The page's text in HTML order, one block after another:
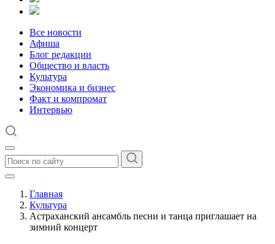
Все новости
Афиша
Блог редакции
Общество и власть
Культура
Экономика и бизнес
Факт и компромат
Интервью
Главная
Культура
Астраханский ансамбль песни и танца приглашает на
зимний концерт